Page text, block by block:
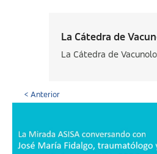
La Cátedra de
La Cátedra de
< Anterior